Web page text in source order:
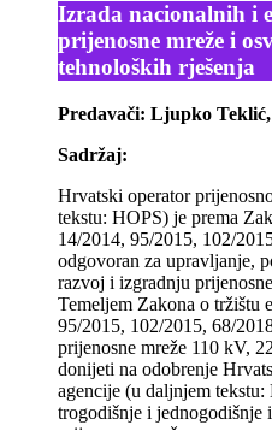
Izrada nacionalnih i
prijenosne mreže i
tehnoloških rješenja
Predavači: Ljupko
Sadržaj:
Hrvatski operator
tekstu: HOPS) je prema
14/2014, 95/2015, 102/
odgovoran za upravljanje,
razvoj i izgradnju
Temeljem Zakona o tržištu
95/2015, 102/2015, 68/
prijenosne mreže 110 kV,
donijeti na odobrenje
agencije (u daljnjem
trogodišnje i jednogodišnje